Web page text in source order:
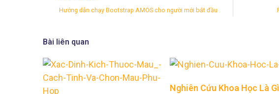
Hướng dẫn chạy Bootstrap AMOS cho người mới bắt đầu
Bài liên quan
Nghiên Cứu Khoa Học Là